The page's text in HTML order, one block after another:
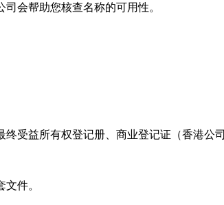
会帮助您核查名称的可用性。
受益所有权登记册、商业登记证（香港
件。